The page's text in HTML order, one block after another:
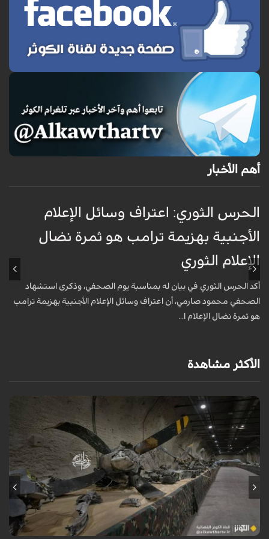
أهم الأخبار
الحرس الثوري: اعتراف وسائل الإعلام
الأجنبية بهزيمة ترامب هو ثمرة نضال
الإعلام الثوري
أكد الحرس الثوري في بيان له بمناسبة يوم الصحفي، وذكرى استشهاد
الصحفي محمود صارمي، أن اعتراف وسائل الإعلام الأجنبية بهزيمة ترامب
هو ثمرة نضال الإعلام ا...
الأكثر مشاهدة
عُرِضت مجموعة كبيرة من بقايا وحطام الطائرات والمسيّرات الأمريكية
والإسرائيلية التي تم إسقاطها واصطيادها من قبل الحرس الثوري.